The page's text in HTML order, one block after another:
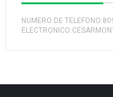
NUMERO DE